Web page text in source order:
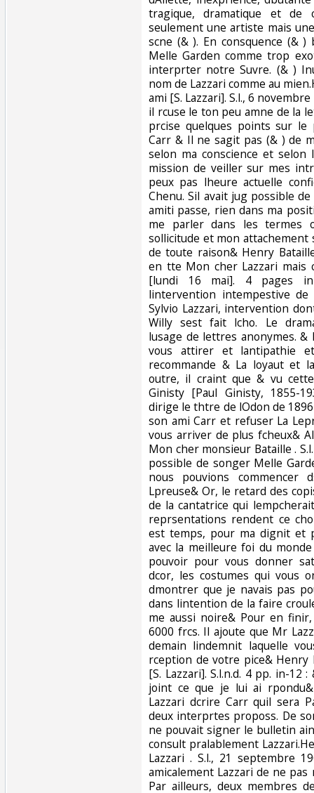
tragique, dramatique et de
seulement une artiste mais
scne (& ). En consquence (&
Melle Garden comme trop
interprter notre Suvre. (& )
nom de Lazzari comme au
ami [S. Lazzari]. S.l., 6
il rcuse le ton peu amne de la
prcise quelques points sur
Carr & Il ne sagit pas (& ) de
selon ma conscience et
mission de veiller sur mes
peux pas lheure actuelle
Chenu. Sil avait jug possible
amiti passe, rien dans ma
me parler dans les termes
sollicitude et mon
de toute raison& Henry
en tte Mon cher Lazzari mais
[lundi 16 mai]. 4 pages
lintervention intempestive
Sylvio Lazzari, intervention
Willy sest fait lcho. Le
lusage de lettres anonymes.
vous attirer et lantipathie
recommande & La loyaut et
outre, il craint que & vu
Ginisty [Paul Ginisty, 1855-
dirige le thtre de lOdon de
son ami Carr et refuser La
vous arriver de plus fcheux&
Mon cher monsieur Bataille .
possible de songer Melle
nous pouvions
Lpreuse& Or, le retard des
de la cantatrice qui
reprsentations rendent ce
est temps, pour ma dignit et
avec la meilleure foi du
pouvoir pour vous donner
dcor, les costumes qui vous
dmontrer que je navais pas
dans lintention de la faire
me aussi noire& Pour en
6000 frcs. Il ajoute que Mr
demain lindemnit laquelle
rception de votre pice& Henry
[S. Lazzari]. S.l.n.d. 4 pp. in-
joint ce que je lui ai
Lazzari dcrire Carr quil sera
deux interprtes proposs. De
ne pouvait signer le bulletin
consult pralablement
Lazzari . S.l., 21 septembre
amicalement Lazzari de ne
Par ailleurs, deux membres